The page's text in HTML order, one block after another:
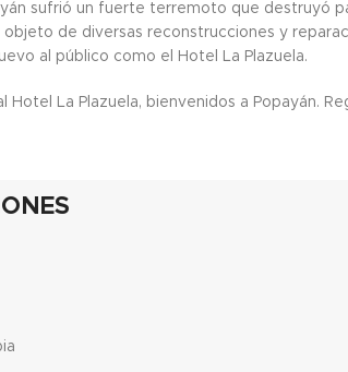
sufrió un fuerte terremoto que destruyó
objeto de diversas reconstrucciones y
al público como el Hotel La Plazuela.
Hotel La Plazuela, bienvenidos a Popayán.